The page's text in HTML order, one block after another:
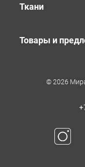
Ткани
Товары и
© 2026